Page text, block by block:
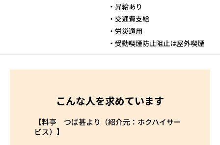
・昇給あり
・交通費支給
・労災適用
・受動喫煙防止阻止は屋外喫煙
こんな人を求めています
【料亭 つば甚より（紹介元：ホクハイサー
ビス）】